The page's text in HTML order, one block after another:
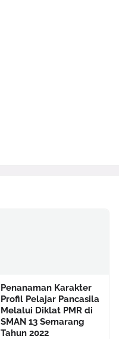
Penanaman Karakter
Profil Pelajar Pancasila
Melalui Diklat PMR di
SMAN 13 Semarang
Tahun 2022